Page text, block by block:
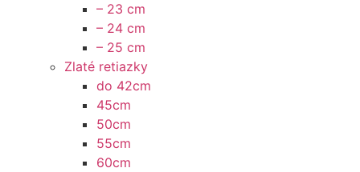
– 23 cm
– 24 cm
– 25 cm
Zlaté retiazky
do 42cm
45cm
50cm
55cm
60cm